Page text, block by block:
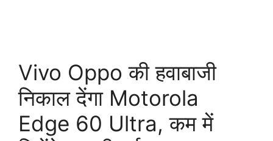
Vivo Oppo की हवाबाजी
निकाल देंगा Motorola
Edge 60 Ultra, कम में